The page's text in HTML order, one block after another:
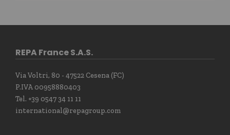
REPA France S.A.S.
Via Voltri, 80 - 47522 Cesena (FC)
P.IVA 00958880403
Tel. +39 0547 34 11 11
international@repagroup.com